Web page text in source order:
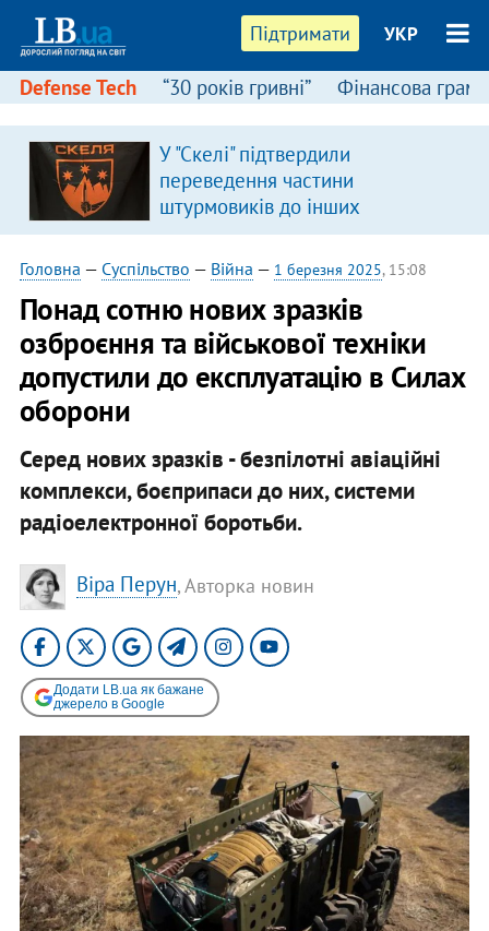
Підтримати УКР
Defense Tech “30 років гривні” Фінансова
У "Скелі" підтвердили
переведення частини
штурмовиків до інших
підрозділів
Головна — Суспільство — Війна — 1 березня 2025, 15:08
Понад сотню нових зразків
озброєння та військової техніки
допустили до експлуатацію в Силах
оборони
Серед нових зразків - безпілотні авіаційні
комплекси, боєприпаси до них, системи
радіоелектронної боротьби.
Віра Перун, Авторка новин
Додати LB.ua як бажане
джерело в Google